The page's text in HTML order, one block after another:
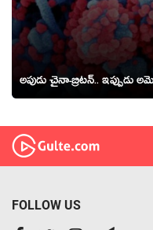
అపుడు చైనా-బ్రిట‌న్‌.. ఇప్పుడు
FOLLOW US